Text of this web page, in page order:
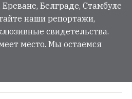
Белграде, Стамбуле
наши репортажи,
свидетельства.
место. Мы остаемся